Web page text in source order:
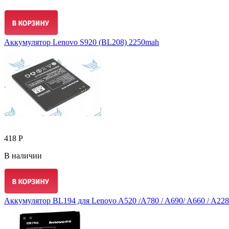
Аккумулятор Lenovo S920 (BL208) 2250mah
418 Р
В наличии
Аккумулятор BL194 для Lenovo A520 /A780 / A690/ A660 /